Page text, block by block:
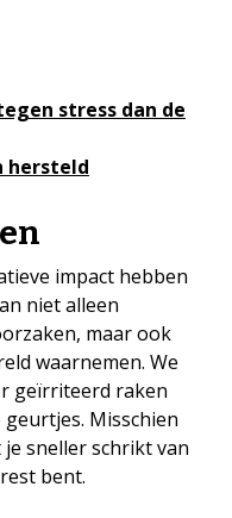
stress dan de
hersteld
impact hebben
niet alleen
maar ook
waarnemen. We
geïrriteerd raken
Misschien
sneller schrikt van
bent.